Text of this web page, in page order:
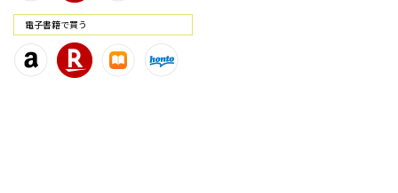
電⼦書籍で買う